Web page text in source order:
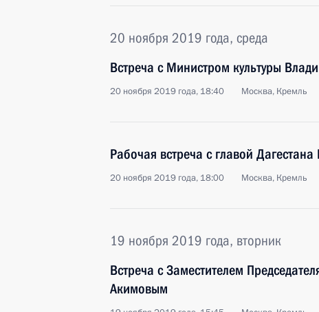
20 ноября 2019 года, среда
Встреча с Министром культуры
20 ноября 2019 года, 18:40 Москва, Кремль
Рабочая встреча с главой
20 ноября 2019 года, 18:00 Москва, Кремль
19 ноября 2019 года, вторник
Встреча с Заместителем
Акимовым